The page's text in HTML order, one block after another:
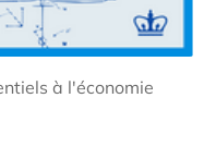
à l'économie